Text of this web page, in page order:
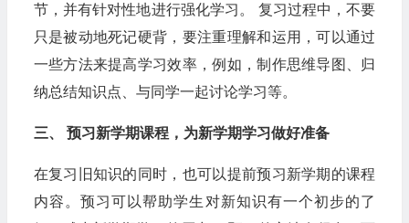
节，并有针对性地进行强化学习。 复习过程中，不要
只是被动地死记硬背，要注重理解和运用，可以通过
一些方法来提高学习效率，例如，制作思维导图、归
纳总结知识点、与同学一起讨论学习等。
三、 预习新学期课程，为新学期学习做好准备
在复习旧知识的同时，也可以提前预习新学期的课程
内容。预习可以帮助学生对新知识有一个初步的了